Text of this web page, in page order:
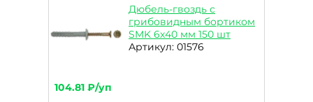
Дюбель-гвоздь с
грибовидным бортиком
SMK 6х40 мм 150 шт
Артикул: 01576
104.81 ₽/уп